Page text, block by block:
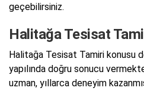
geçebilirsiniz.
Halitağa Tesisat
Halitağa Tesisat Tamiri konusu
yapılında doğru sonucu
uzman, yıllarca deneyim